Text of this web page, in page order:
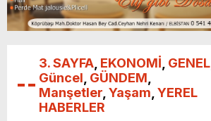
3. SAYFA EKONOMİ GENEL
Güncel GÜNDEM
Manşetler Yaşam YEREL
HABERLER